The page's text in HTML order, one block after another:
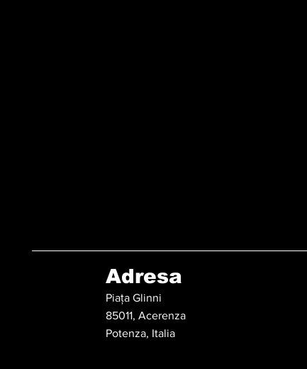
Adresa
Piața Glinni
85011, Acerenza
Potenza, Italia